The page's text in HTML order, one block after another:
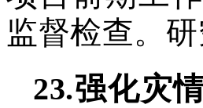
监督检查。
23.强化灾